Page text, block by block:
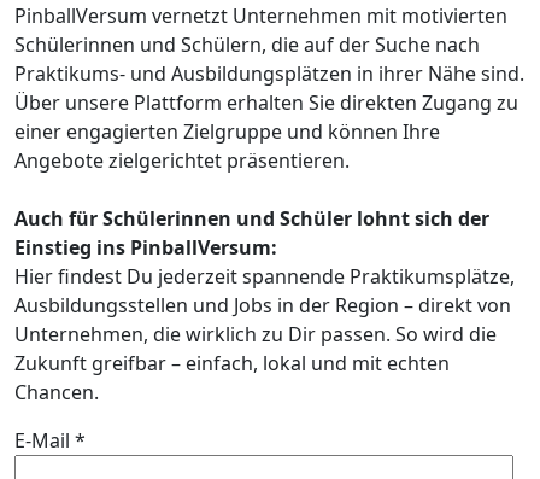
PinballVersum vernetzt Unternehmen mit motivierten
Schülerinnen und Schülern, die auf der Suche nach
Praktikums- und Ausbildungsplätzen in ihrer Nähe sind.
Über unsere Plattform erhalten Sie direkten Zugang zu
einer engagierten Zielgruppe und können Ihre
Angebote zielgerichtet präsentieren.
Auch für Schülerinnen und Schüler lohnt sich der
Einstieg ins PinballVersum:
Hier findest Du jederzeit spannende Praktikumsplätze,
Ausbildungsstellen und Jobs in der Region – direkt von
Unternehmen, die wirklich zu Dir passen. So wird die
Zukunft greifbar – einfach, lokal und mit echten
Chancen.
E-Mail *